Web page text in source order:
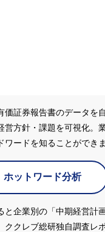
価証券報告書のデータを
営方針・課題を可視化。
ワードを知ることができま
ホットワード分析
と企業別の「中期経営計
ククレブ総研独自調査レ